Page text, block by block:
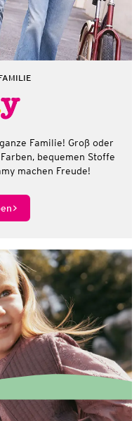
Familie! Groß oder
bequemen Stoffe
machen Freude!